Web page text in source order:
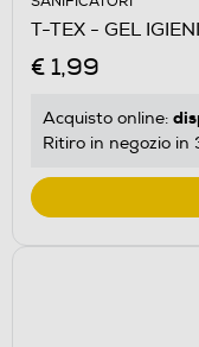
T-TEX - GEL
€ 1,99
Acquisto online:
Ritiro in negozio